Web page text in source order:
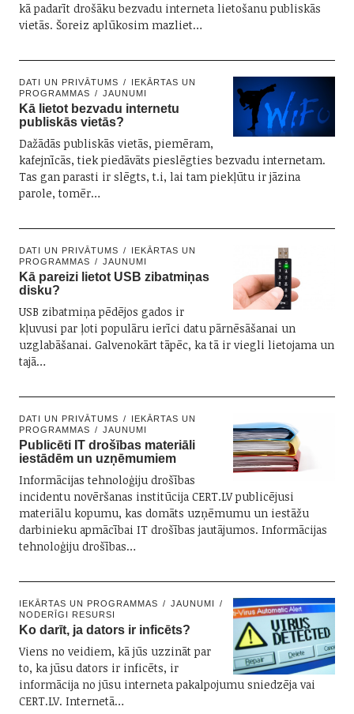
kā padarīt drošāku bezvadu interneta lietošanu publiskās
vietās. Šoreiz aplūkosim mazliet…
DATI UN PRIVĀTUMS
IEKĀRTAS UN
PROGRAMMAS
JAUNUMI
Kā lietot bezvadu internetu
publiskās vietās?
Dažādās publiskās vietās, piemēram,
kafejnīcās, tiek piedāvāts pieslēgties bezvadu internetam.
Tas gan parasti ir slēgts, t.i, lai tam piekļūtu ir jāzina
parole, tomēr…
DATI UN PRIVĀTUMS
IEKĀRTAS UN
PROGRAMMAS
JAUNUMI
Kā pareizi lietot USB zibatmiņas
disku?
USB zibatmiņa pēdējos gados ir
kļuvusi par ļoti populāru ierīci datu pārnēsāšanai un
uzglabāšanai. Galvenokārt tāpēc, ka tā ir viegli lietojama un
tajā…
DATI UN PRIVĀTUMS
IEKĀRTAS UN
PROGRAMMAS
JAUNUMI
Publicēti IT drošības materiāli
iestādēm un uzņēmumiem
Informācijas tehnoloģiju drošības
incidentu novēršanas institūcija CERT.LV publicējusi
materiālu kopumu, kas domāts uzņēmumu un iestāžu
darbinieku apmācībai IT drošības jautājumos. Informācijas
tehnoloģiju drošības…
IEKĀRTAS UN PROGRAMMAS
JAUNUMI
NODERĪGI RESURSI
Ko darīt, ja dators ir inficēts?
Viens no veidiem, kā jūs uzzināt par
to, ka jūsu dators ir inficēts, ir
informācija no jūsu interneta pakalpojumu sniedzēja vai
CERT.LV. Internetā…